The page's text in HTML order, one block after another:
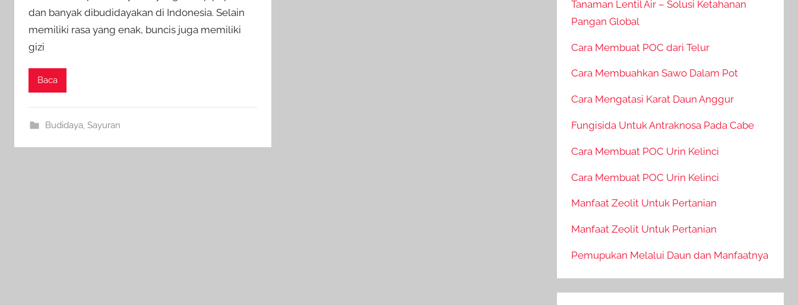
dan banyak dibudidayakan di Indonesia. Selain
memiliki rasa yang enak, buncis juga memiliki
gizi
Baca
Budidaya, Sayuran
Tanaman Lentil Air – Solusi Ketahanan
Pangan Global
Cara Membuat POC dari Telur
Cara Membuahkan Sawo Dalam Pot
Cara Mengatasi Karat Daun Anggur
Fungisida Untuk Antraknosa Pada Cabe
Cara Membuat POC Urin Kelinci
Cara Membuat POC Urin Kelinci
Manfaat Zeolit Untuk Pertanian
Manfaat Zeolit Untuk Pertanian
Pemupukan Melalui Daun dan Manfaatnya